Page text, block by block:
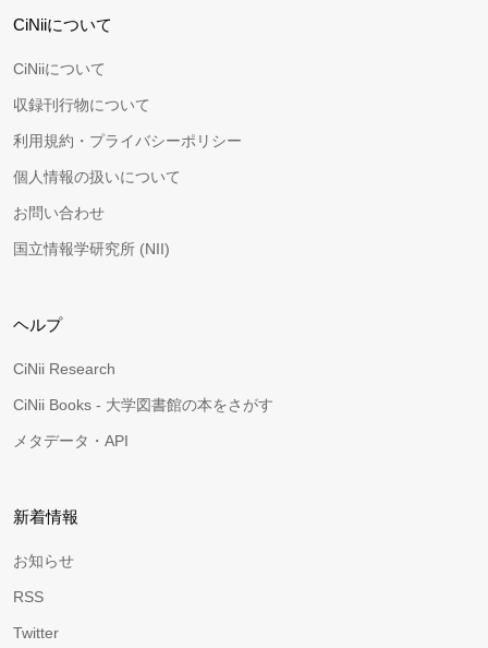
CiNiiについて
CiNiiについて
収録刊行物について
利用規約・プライバシーポリシー
個人情報の扱いについて
お問い合わせ
国立情報学研究所 (NII)
ヘルプ
CiNii Research
CiNii Books - 大学図書館の本をさがす
メタデータ・API
新着情報
お知らせ
RSS
Twitter